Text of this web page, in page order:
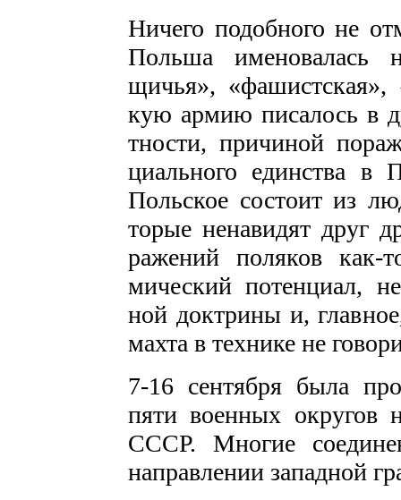
Ничего подобного не
Польша именовалась
щичья»,
кую армию писалось в
тности, причиной
циального единства
Польское состоит из
торые ненавидят друг
ражений поляков как-
мический потенциал,
ной доктрины и,
махта в технике не
7-16 сентября была
пяти военных округов
СССР. Многие
направлении западной